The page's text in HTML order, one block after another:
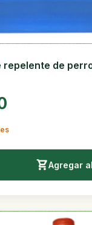
repelente de
Agregar